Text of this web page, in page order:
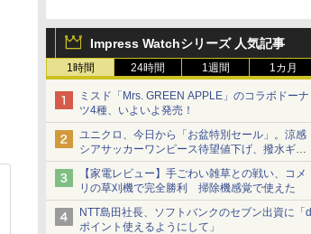
Impress Watchシリーズ 人気記事
1時間 24時間 1週間 1カ月
ミスド「Mrs. GREEN APPLE」のコラボドーナ
ツ4種、いよいよ発売！
ユニクロ、今日から「お盆特別セール」。涼感
シアサッカーワンピース待望値下げ、撥水ギア
ショーツは1990円に
【家電レビュー】手ごわい雑草との戦い、コメ
リの草刈機で完全勝利 掃除機感覚で使えた
NTT島田社長、ソフトバンクのセブン出資に「d
ポイント使えるようにして」